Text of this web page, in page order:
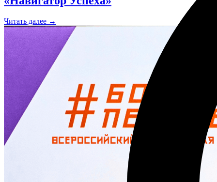
Читать далее →